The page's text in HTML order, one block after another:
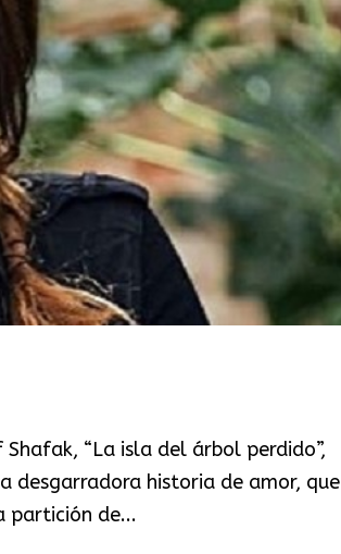
“La isla del árbol perdido”,
desgarradora historia de amor, que
partición de...